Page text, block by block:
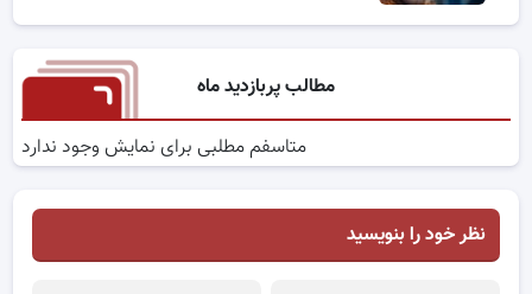
مطالب پربازدید ماه
متاسفم مطلبی برای نمایش وجود ندارد
نظر خود را بنویسید